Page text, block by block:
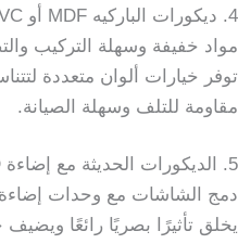
4. ديكورات الباركيه MDF أو PVC
مواد خفيفة وسهلة التركيب
توفر خيارات ألوان متعددة
مقاومة للتلف وسهلة الصيانة.
5. الديكورات الحديثة مع إضاءة LED
دمج الشاشات مع وحدات إضاءة
يخلق تأثيرًا بصريًا رائعًا ويضيف